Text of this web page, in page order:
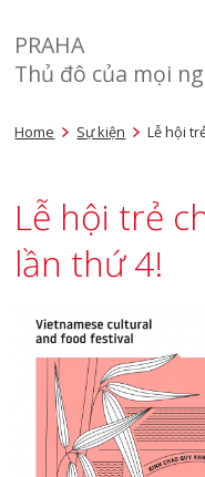
PRAHA
Thủ đô của mọi
Home Sự kiện Lễ hội
Lễ hội trẻ
lần thứ 4!